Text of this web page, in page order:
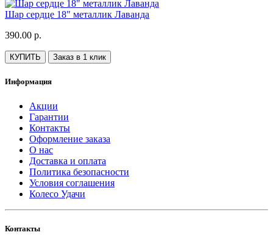
Шар сердце 18" металлик Лаванда
390.00 р.
КУПИТЬ Заказ в 1 клик
Информация
Акции
Гарантии
Контакты
Оформление заказа
О нас
Доставка и оплата
Политика безопасности
Условия соглашения
Колесо Удачи
Контакты